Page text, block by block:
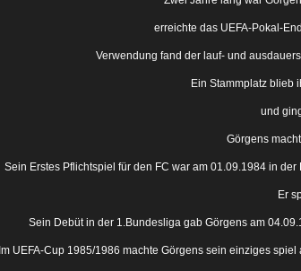
erreichte das UEFA-Pokal-
Verwendung fand der lauf- und
Ein Stammplatz blieb
und
Görgens
Sein Erstes Pflichtspiel für den FC war am 01.09.1984 in
Er
Sein Debüt in der 1.Bundesliga gab Görgens am
Im UEFA-Cup 1985/1986 machte Görgens sein einziges